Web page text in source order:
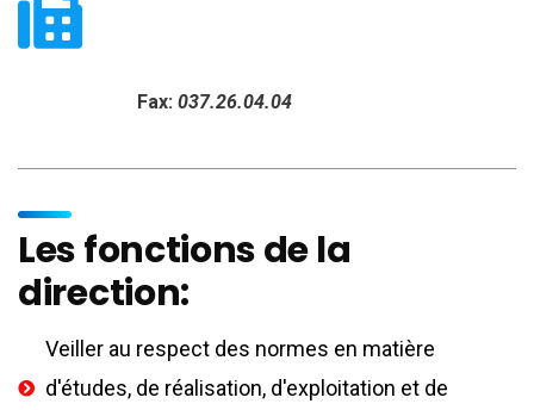
Fax: 037.26.04.04
Les fonctions de la
direction:
Veiller au respect des normes en matière
d'études, de réalisation, d'exploitation et de